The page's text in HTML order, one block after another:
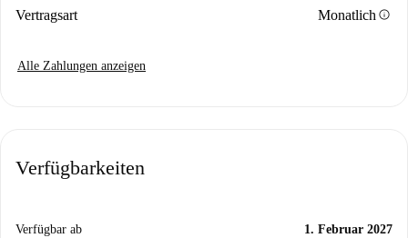
Vertragsart Monatlich info
Alle Zahlungen anzeigen
Verfügbarkeiten
Verfügbar ab 1. Februar 2027